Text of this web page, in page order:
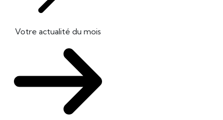
Votre actualité du mois